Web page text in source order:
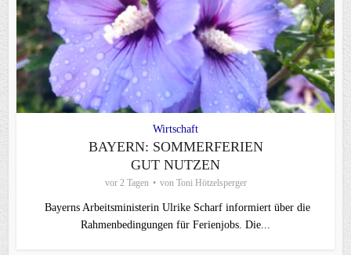
Wirtschaft
BAYERN: SOMMERFERIEN
GUT NUTZEN
vor 2 Tagen von Toni Hötzelsperger
Bayerns Arbeitsministerin Ulrike Scharf informiert über die
Rahmenbedingungen für Ferienjobs. Die...